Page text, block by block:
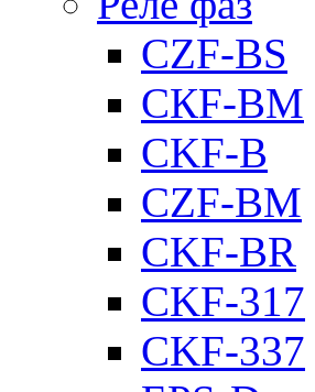
CZF-BS
CКF-BM
CKF-B
CZF-BM
CKF-BR
CKF-317
CKF-337